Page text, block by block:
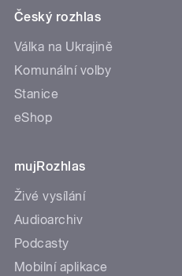
Český rozhlas
Válka na Ukrajině
Komunální volby
Stanice
eShop
mujRozhlas
Živé vysílání
Audioarchiv
Podcasty
Mobilní aplikace